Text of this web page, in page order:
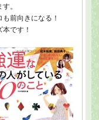
。
前向きになる！
です！